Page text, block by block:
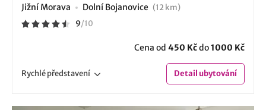
Jižní Morava Dolní Bojanovice (12 km)
9/10
Cena od 450 Kčdo1000 Kč
Rychlépředstavení Detailubytování